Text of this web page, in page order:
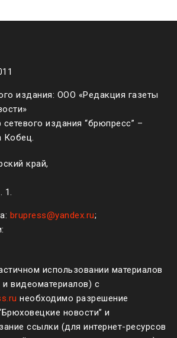
издания: ООО «Редакция газеты
издания “брюпресс” –
Кобец.
край,
1.
brupress@yandex.ru;
использовании материалов
видеоматериалов) с
необходимо разрешение
новости” и
ссылки (для интернет-ресурсов